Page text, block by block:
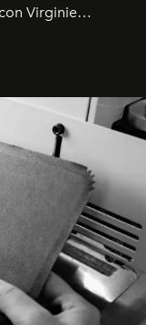
Virginie
y el valor